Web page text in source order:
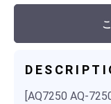
[AQ7250 AQ-